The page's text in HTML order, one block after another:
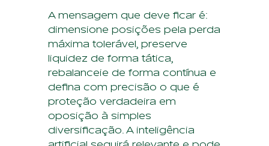
A mensagem que deve ficar é:
dimensione posições pela perda
máxima tolerável, preserve
liquidez de forma tática,
rebalanceie de forma contínua e
defina com precisão o que é
proteção verdadeira em
oposição à simples
diversificação. A inteligência